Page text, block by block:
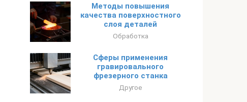
Методы повышения
качества поверхностного
слоя деталей
Обработка
Сферы применения
гравировального
фрезерного станка
Другое